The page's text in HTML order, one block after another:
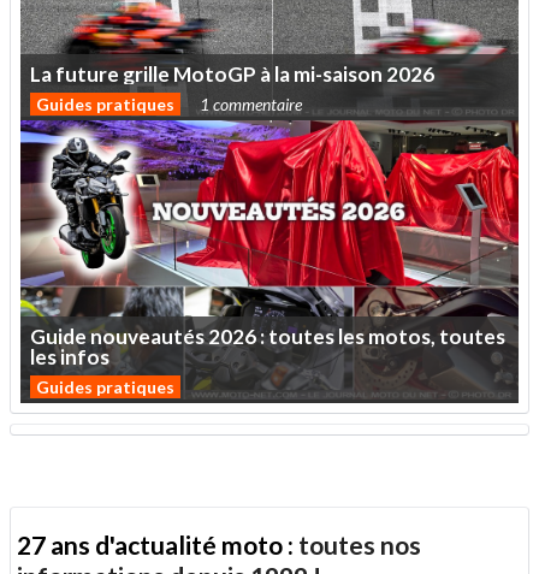
Lafuturegrille MotoGP àlami-saison 2026
Guides pratiques 1 commentaire
Guidenouveautés2026:touteslesmotos,toutes
lesinfos
Guides pratiques
27 ans d'actualité moto : toutes nos